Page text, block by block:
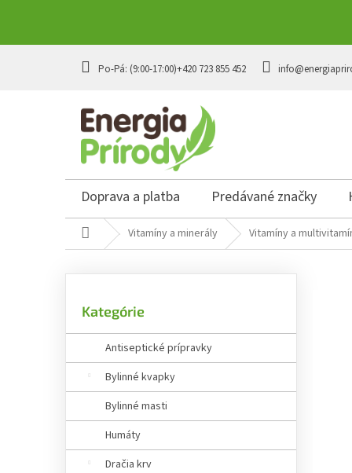
+420 723 855 452
Doprava a platba Predávané značky
DomovVitamíny a minerály Vitamíny a
o
a
e
kategórie
Kategórie
Antiseptické prípravky
Bylinné kvapky
Bylinné masti
Humáty
Dračia krv